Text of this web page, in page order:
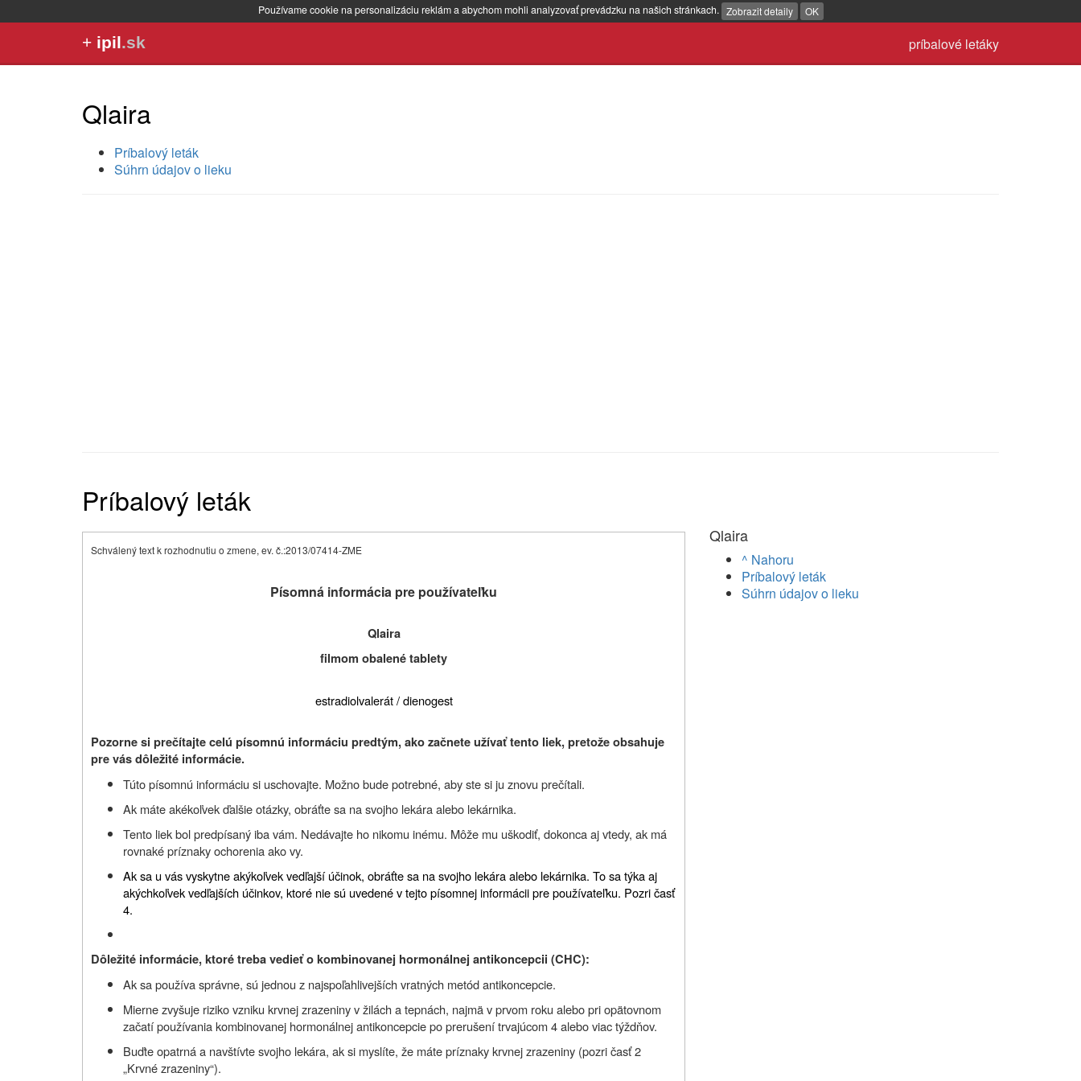
Používame cookie na personalizáciu reklám a abychom mohli analyzovať prevádzku na našich stránkach. Zobrazit detaily OK
príbalové letáky
+ ipil.sk
Qlaira
Príbalový leták
Súhrn údajov o lieku
Príbalový leták
Schválený text k rozhodnutiu o zmene, ev. č.:2013/07414-ZME
Písomná informácia pre používateľku
Qlaira
filmom obalené tablety
estradiolvalerát / dienogest
Pozorne si prečítajte celú písomnú informáciu predtým, ako začnete užívať tento liek, pretože obsahuje
pre vás dôležité informácie.
Túto písomnú informáciu si uschovajte. Možno bude potrebné, aby ste si ju znovu prečítali.
Ak máte akékoľvek ďalšie otázky, obráťte sa na svojho lekára alebo lekárnika.
Tento liek bol predpísaný iba vám. Nedávajte ho nikomu inému. Môže mu uškodiť, dokonca aj vtedy, ak má
rovnaké príznaky ochorenia ako vy.
Ak sa u vás vyskytne akýkoľvek vedľajší účinok, obráťte sa na svojho lekára alebo lekárnika. To sa týka aj
akýchkoľvek vedľajších účinkov, ktoré nie sú uvedené v tejto písomnej informácii pre používateľku. Pozri časť
4.
Dôležité informácie, ktoré treba vedieť o kombinovanej hormonálnej antikoncepcii (CHC):
Ak sa používa správne, sú jednou z najspoľahlivejších vratných metód antikoncepcie.
Mierne zvyšuje riziko vzniku krvnej zrazeniny v žilách a tepnách, najmä v prvom roku alebo pri opätovnom
začatí používania kombinovanej hormonálnej antikoncepcie po prerušení trvajúcom 4 alebo viac týždňov.
Buďte opatrná a navštívte svojho lekára, ak si myslíte, že máte príznaky krvnej zrazeniny (pozri časť 2
„Krvné zrazeniny“).
Qlaira
^ Nahoru
Príbalový leták
Súhrn údajov o lieku